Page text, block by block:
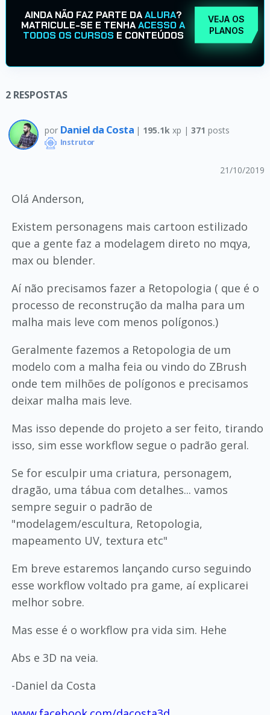
AINDA NÃO FAZ PARTE DAALURA?
MATRICULE-SE E TENHAACESSO A
TODOS OS CURSOS E CONTEÚDOS
VEJA OS
PLANOS
2 RESPOSTAS
por Daniel da Costa | 195.1k xp |371 posts
Instrutor
21/10/2019
Olá Anderson,
Existem personagens mais cartoon estilizado
que a gente faz a modelagem direto no mqya,
max ou blender.
Aí não precisamos fazer a Retopologia ( que é o
processo de reconstrução da malha para um
malha mais leve com menos polígonos.)
Geralmente fazemos a Retopologia de um
modelo com a malha feia ou vindo do ZBrush
onde tem milhões de polígonos e precisamos
deixar malha mais leve.
Mas isso depende do projeto a ser feito, tirando
isso, sim esse workflow segue o padrão geral.
Se for esculpir uma criatura, personagem,
dragão, uma tábua com detalhes... vamos
sempre seguir o padrão de
"modelagem/escultura, Retopologia,
mapeamento UV, textura etc"
Em breve estaremos lançando curso seguindo
esse workflow voltado pra game, aí explicarei
melhor sobre.
Mas esse é o workflow pra vida sim. Hehe
Abs e 3D na veia.
-Daniel da Costa